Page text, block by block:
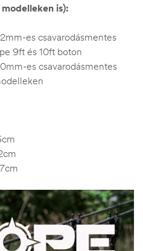
is):
es csavarodásmentes
9ft és 10ft boton
es csavarodásmentes